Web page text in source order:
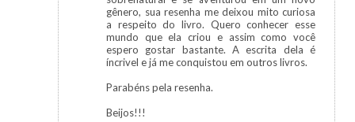
gênero, sua resenha me deixou mito curiosa
a respeito do livro. Quero conhecer esse
mundo que ela criou e assim como você
espero gostar bastante. A escrita dela é
íncrivel e já me conquistou em outros livros.
Parabéns pela resenha.
Beijos!!!